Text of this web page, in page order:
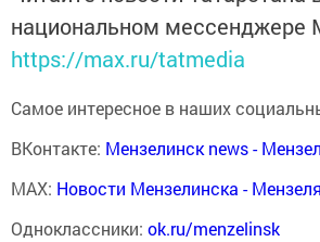
национальном мессенджере
https://max.ru/tatmedia
Самое интересное в наших
ВКонтакте: Мензелинск news -
MAX: Новости Мензелинска -
Одноклассники: ok.ru/menzelinsk